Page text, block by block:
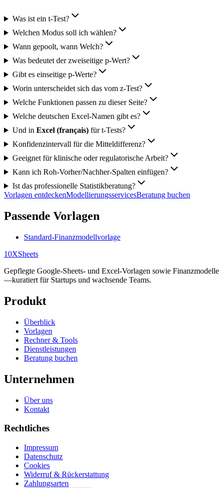
Was ist ein t‑Test?
Welchen Modus soll ich wählen?
Wann gepoolt, wann Welch?
Was bedeutet der zweiseitige p‑Wert?
Gibt es einseitige p‑Werte?
Worin unterscheidet sich das vom z‑Test?
Welche Funktionen passen zu dieser Seite?
Welche deutschen Excel‑Namen gibt es?
Und in Excel (français)für t‑Tests?
Konfidenzintervall für die Mitteldifferenz?
Geeignet für klinische oder regulatorische Arbeit?
Kann ich Roh‑Vorher/Nachher‑Spalten einfügen?
Ist das professionelle Statistikberatung?
Vorlagen entdeckenModellierungsservicesBeratung buchen
Passende Vorlagen
Standard-Finanzmodellvorlage
10XSheets
Gepflegte Google-Sheets- und Excel-Vorlagen sowie Finanzmodelle
—kuratiert für Startups und wachsende Teams.
Produkt
Überblick
Vorlagen
Rechner & Tools
Dienstleistungen
Beratung buchen
Unternehmen
Über uns
Kontakt
Rechtliches
Impressum
Datenschutz
Cookies
Widerruf & Rückerstattung
Zahlungsarten